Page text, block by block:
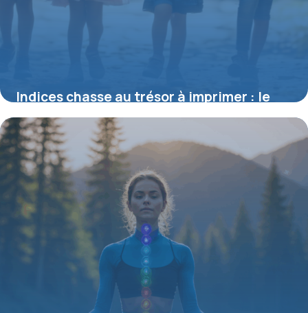
Indices chasse au trésor à imprimer : le
guide pour réussir vos énigmes
16 novembre 2025